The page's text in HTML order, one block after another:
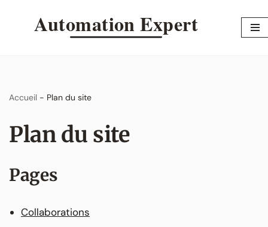
Accueil - Plan du site
Plan du site
Pages
Collaborations